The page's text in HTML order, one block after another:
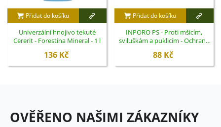
Přidat do košíku
Univerzální hnojivo tekuté
Cererit - Forestina Mineral - 1 l
136 Kč
Přidat do košíku
INPORO PS - Proti mšicím,
sviluškám a puklicím - Ochrana
88 Kč
OVĚŘENO NAŠIMI ZÁKAZNÍKY